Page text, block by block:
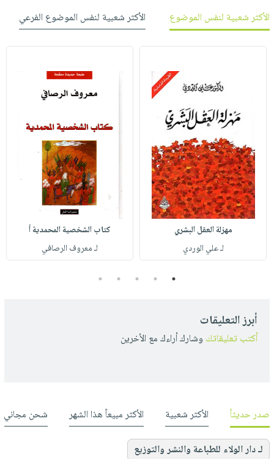
الأكثر شعبية لنفس الموضوع
الأكثر شعبية لنفس الموضوع الفرعي
مهزلة العقل البشري
لـ علي الوردي
كتاب الشخصية المحمدية أ
لـ معروف الرصافي
1
2
3
4
5
أبرز التعليقات
أكتب تعليقاتك وشارك أراءك مع الأخرين
صدر حديثاً الأكثر شعبية الأكثر مبيعاً هذا الشهر شحن مجاني
لـ دار الولاء للطباعة والنشر والتوزيع